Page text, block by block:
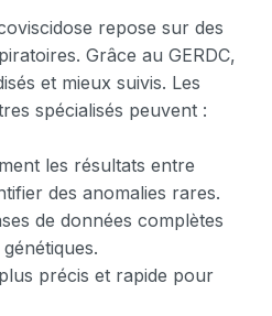
repose sur des
Grâce au GERDC,
et mieux suivis. Les
spécialisés peuvent :
les résultats entre
des anomalies rares.
de données complètes
précis et rapide pour